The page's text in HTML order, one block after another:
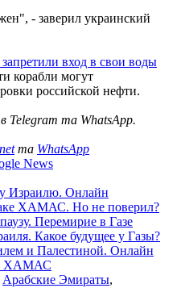
- заверил украинский
вход в свои воды
корабли могут
российской нефти.
Telegram та WhatsApp.
та WhatsApp
News
Израилю. Онлайн
ХАМАС. Но не поверил?
Перемирие в Газе
Какое будущее у Газы?
и Палестиной. Онлайн
ХАМАС
Арабские Эмираты,